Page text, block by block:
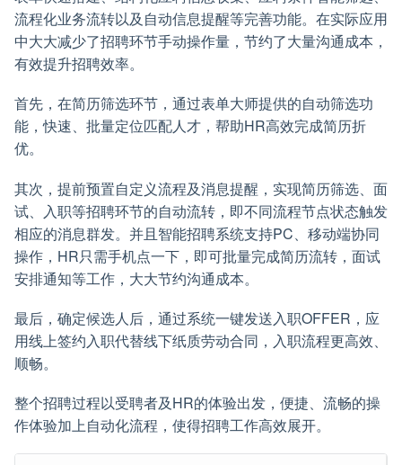
流程化业务流转以及自动信息提醒等完善功能。在实际应用
中大大减少了招聘环节手动操作量，节约了大量沟通成本，
有效提升招聘效率。
首先，在简历筛选环节，通过表单大师提供的自动筛选功
能，快速、批量定位匹配人才，帮助HR高效完成简历折
优。
其次，提前预置自定义流程及消息提醒，实现简历筛选、面
试、入职等招聘环节的自动流转，即不同流程节点状态触发
相应的消息群发。并且智能招聘系统支持PC、移动端协同
操作，HR只需手机点一下，即可批量完成简历流转，面试
安排通知等工作，大大节约沟通成本。
最后，确定候选人后，通过系统一键发送入职OFFER，应
用线上签约入职代替线下纸质劳动合同，入职流程更高效、
顺畅。
整个招聘过程以受聘者及HR的体验出发，便捷、流畅的操
作体验加上自动化流程，使得招聘工作高效展开。